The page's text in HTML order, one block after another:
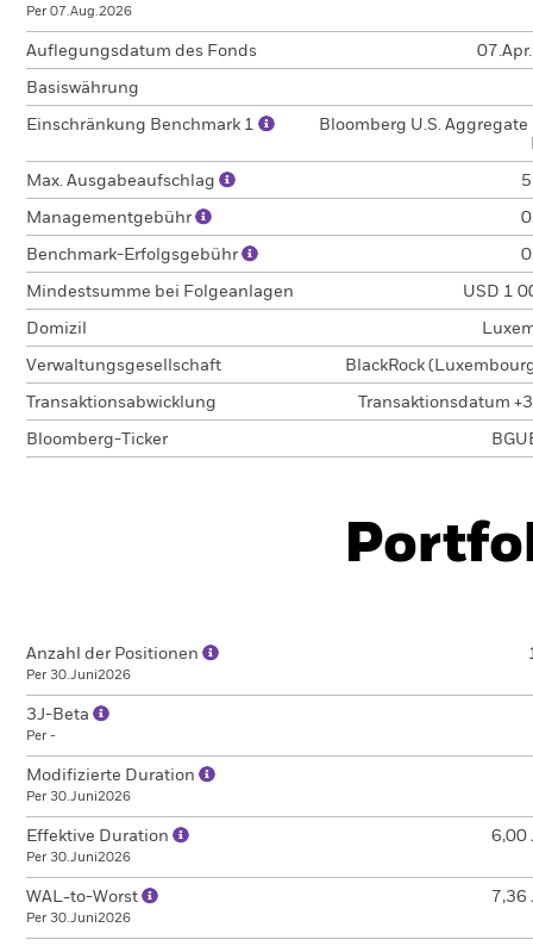
Per 07.Aug.2026
Auflegungsdatum des Fonds
Basiswährung
Einschränkung Benchmark 1
Bloomberg U.S. Aggregate
Max. Ausgabeaufschlag
Managementgebühr
Benchmark-Erfolgsgebühr
Mindestsumme bei Folgeanlagen USD 1
Domizil
Verwaltungsgesellschaft BlackRock
Transaktionsabwicklung Transaktionsdatum
Bloomberg-Ticker
Anzahl der Positionen
Per 30.Juni2026
3J-Beta
Per -
Modifizierte Duration
Per 30.Juni2026
Effektive Duration
Per 30.Juni2026
6,00
WAL-to-Worst
Per 30.Juni2026
7,36